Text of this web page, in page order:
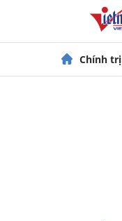
Chính trị